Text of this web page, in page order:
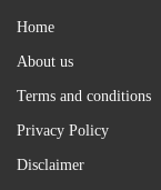
Home
About us
Terms and conditions
Privacy Policy
Disclaimer